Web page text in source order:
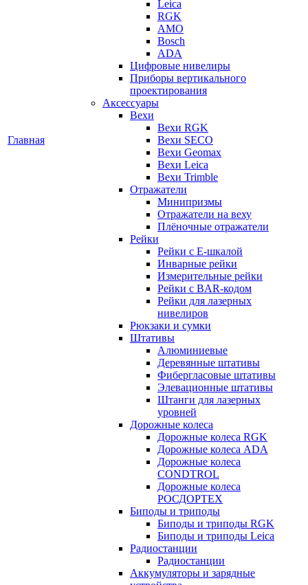
Главная
Leica
RGK
AMO
Bosch
ADA
Цифровые нивелиры
Приборы вертикального
проектирования
Аксессуары
Вехи
Вехи RGK
Вехи SECO
Вехи Geomax
Вехи Leica
Вехи Trimble
Отражатели
Минипризмы
Отражатели на веху
Плёночные отражатели
Рейки
Рейки с E-шкалой
Инварные рейки
Измерительные рейки
Рейки с BAR-кодом
Рейки для лазерных
нивелиров
Рюкзаки и сумки
Штативы
Алюминиевые
Деревянные штативы
Фибергласовые штативы
Элевационные штативы
Штанги для лазерных
уровней
Дорожные колеса
Дорожные колеса RGK
Дорожные колеса ADA
Дорожные колеса
CONDTROL
Дорожные колеса
РОСДОРТЕХ
Биподы и триподы
Биподы и триподы RGK
Биподы и триподы Leica
Радиостанции
Радиостанции
Аккумуляторы и зарядные